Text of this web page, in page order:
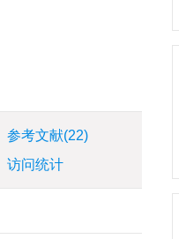
参考文献(22)
访问统计